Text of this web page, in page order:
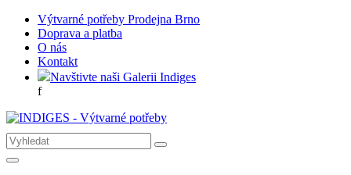
Výtvarné potřeby Prodejna Brno
Doprava a platba
O nás
Kontakt
Navštivte naši Galerii Indiges
f